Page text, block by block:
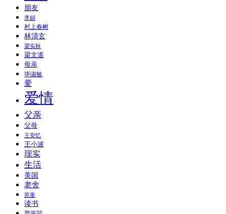
朋友
李娟
村上春树
林清玄
梁实秋
梁文道
母亲
毕淑敏
爱
爱情
父亲
父母
王安忆
王小波
现实
生活
美国
老舍
苏童
读书